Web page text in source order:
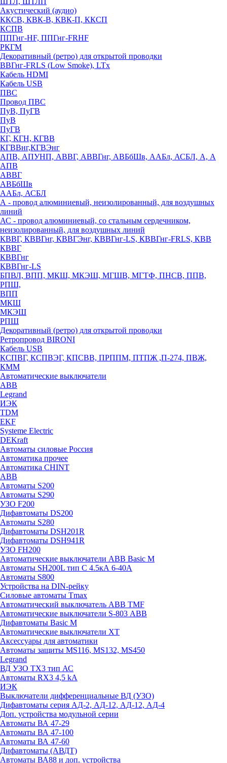
Акустический (аудио)
ККСВ, КВК-В, КВК-П, ККСП
КСПВ
ППГнг-HF, ППГнг-FRHF
РКГМ
Декоративный (ретро) для открытой проводки
ВВГнг-FRLS (Low Smoke), LTx
Кабель HDMI
Кабель USB
ПВС
Провод ПВС
ПуВ, ПуГВ
ПуВ
ПуГВ
КГ, КГН, КГВВ
КГВВнг,КГВЭнг
АПВ, АПУНП, АВВГ, АВВГнг, АВБбШв, ААБл, АСБЛ, А, А
АПВ
АВВГ
АВБбШв
ААБл, АСБЛ
А - провод алюминиевый, неизолированный, для воздушных
линий
АС - провод алюминиевый, со стальным сердечником,
неизолированный, для воздушных линий
КВВГ, КВВГнг, КВВГЭнг, КВВГнг-LS, КВВГнг-FRLS, КВВ
КВВГ
КВВГнг
КВВГнг-LS
БПВЛ, ВПП, МКШ, МКЭШ, МГШВ, МГТФ, ПНСВ, ППВ,
РПШ,
ВПП
МКШ
МКЭШ
РПШ
Декоративный (ретро) для открытой проводки
Ретропровод BIRONI
Кабель USB
КСПВГ, КСПВЭГ, КПСВВ, ПРППМ, ПТПЖ ,П-274, ПВЖ,
КММ
Автоматические выключатели
ABB
Legrand
ИЭК
TDM
EKF
Systeme Electric
DEKraft
Автоматы силовые Россия
Автоматика прочее
Автоматика CHINT
ABB
Автоматы S200
Автоматы S290
УЗО F200
Дифавтоматы DS200
Автоматы S280
Дифавтоматы DSH201R
Дифавтоматы DSH941R
УЗО FH200
Автоматические выключатели ABB Basic M
Автоматы SH200L тип С 4.5кА 6-40А
Автоматы S800
Устройства на DIN-рейку
Силовые автоматы Tmax
Автоматический выключатель ABB TMF
Автоматические выключатели S-803 АВВ
Дифавтоматы Basic M
Автоматические выключатели XT
Аксессуары для автоматики
Автоматы защиты MS116, MS132, MS450
Legrand
ВД УЗО TX3 тип АС
Автоматы RX3 4,5 kA
ИЭК
Выключатели дифференциальные ВД (УЗО)
Дифавтоматы серия АД-2, АД-12, АД-12, АД-4
Доп. устройства модульной серии
Автоматы ВА 47-29
Автоматы ВА 47-100
Автоматы ВА 47-60
Дифавтоматы (АВДТ)
Автоматы ВА88 и доп. устройства